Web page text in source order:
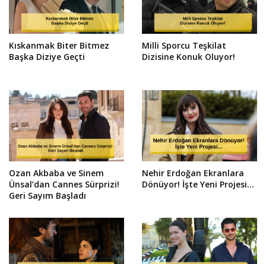
Kıskanmak Biter Bitmez
Başka Diziye Geçti
Milli Sporcu Teşkilat
Dizisine Konuk Oluyor!
Ozan Akbaba ve Sinem
Ünsal’dan Cannes Sürprizi!
Geri Sayım Başladı
Nehir Erdoğan Ekranlara
Dönüyor! İşte Yeni Projesi...